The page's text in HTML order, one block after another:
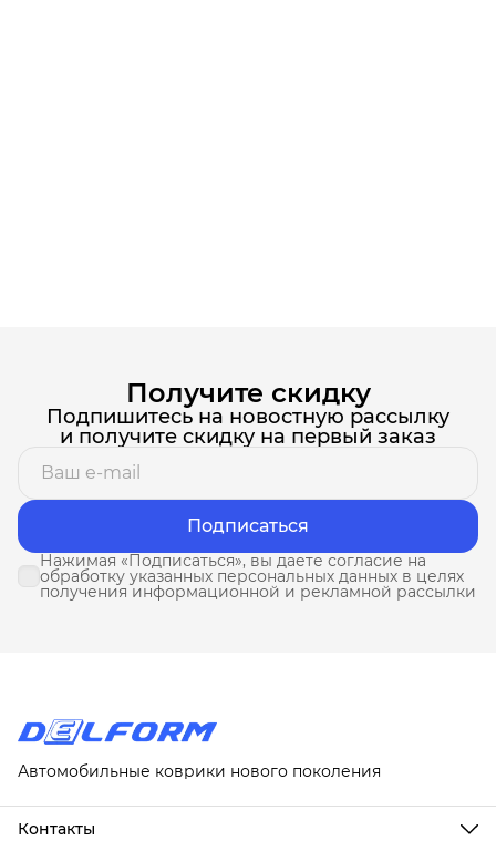
Получите скидку
Подпишитесь на новостную рассылку
и получите скидку на первый заказ
Подписаться
Нажимая «Подписаться», вы даете согласие на
обработку указанных персональных данных в целях
получения информационной и рекламной рассылки
Автомобильные коврики нового поколения
Контакты